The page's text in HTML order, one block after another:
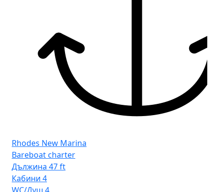
Rhodes New Marina
Bareboat charter
Дължина 47 ft
Кабини 4